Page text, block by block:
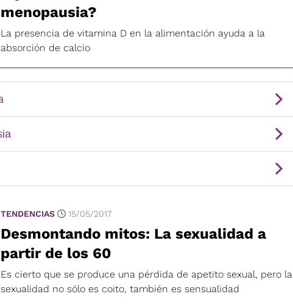
menopausia?
La presencia de vitamina D en la alimentación ayuda a la
absorción de calcio
TENDENCIAS 15/05/2017
Desmontando mitos: La sexualidad a
partir de los 60
Es cierto que se produce una pérdida de apetito sexual, pero la
sexualidad no sólo es coito, también es sensualidad